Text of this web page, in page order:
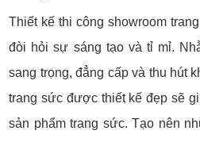
Thiết kế thi công showroom
đòi hỏi sự sáng tạo và tỉ mỉ.
sang trọng, đẳng cấp và thu hút
trang sức được thiết kế đẹp sẽ
sản phẩm trang sức. Tạo nên